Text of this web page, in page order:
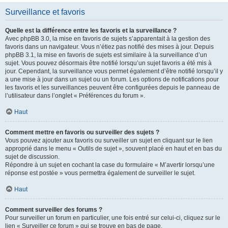
Surveillance et favoris
Quelle est la différence entre les favoris et la surveillance ?
Avec phpBB 3.0, la mise en favoris de sujets s’apparentait à la gestion des
favoris dans un navigateur. Vous n’étiez pas notifié des mises à jour. Depuis
phpBB 3.1, la mise en favoris de sujets est similaire à la surveillance d’un
sujet. Vous pouvez désormais être notifié lorsqu’un sujet favoris a été mis à
jour. Cependant, la surveillance vous permet également d’être notifié lorsqu’il y
a une mise à jour dans un sujet ou un forum. Les options de notifications pour
les favoris et les surveillances peuvent être configurées depuis le panneau de
l’utilisateur dans l’onglet « Préférences du forum ».
Haut
Comment mettre en favoris ou surveiller des sujets ?
Vous pouvez ajouter aux favoris ou surveiller un sujet en cliquant sur le lien
approprié dans le menu « Outils de sujet », souvent placé en haut et en bas du
sujet de discussion.
Répondre à un sujet en cochant la case du formulaire « M’avertir lorsqu’une
réponse est postée » vous permettra également de surveiller le sujet.
Haut
Comment surveiller des forums ?
Pour surveiller un forum en particulier, une fois entré sur celui-ci, cliquez sur le
lien « Surveiller ce forum » qui se trouve en bas de page.